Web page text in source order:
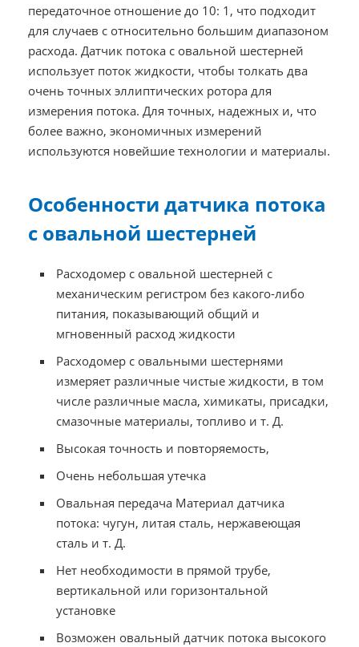
передаточное отношение до 10: 1, что подходит
для случаев с относительно большим диапазоном
расхода. Датчик потока с овальной шестерней
использует поток жидкости, чтобы толкать два
очень точных эллиптических ротора для
измерения потока. Для точных, надежных и, что
более важно, экономичных измерений
используются новейшие технологии и материалы.
Особенности датчика потока
с овальной шестерней
Расходомер с овальной шестерней с
механическим регистром без какого-либо
питания, показывающий общий и
мгновенный расход жидкости
Расходомер с овальными шестернями
измеряет различные чистые жидкости, в том
числе различные масла, химикаты, присадки,
смазочные материалы, топливо и т. Д.
Высокая точность и повторяемость,
Очень небольшая утечка
Овальная передача Материал датчика
потока: чугун, литая сталь, нержавеющая
сталь и т. Д.
Нет необходимости в прямой трубе,
вертикальной или горизонтальной
установке
Возможен овальный датчик потока высокого